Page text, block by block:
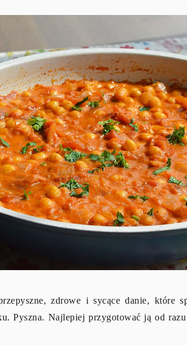
zdrowe i sycące danie, które
Pyszna. Najlepiej przygotować ją od